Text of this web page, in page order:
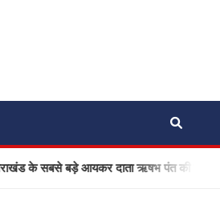
बड़े आयकर दाता ऋषभ पंत की सीएम धामी से